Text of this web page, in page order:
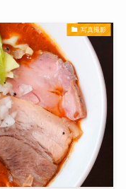
写真撮影